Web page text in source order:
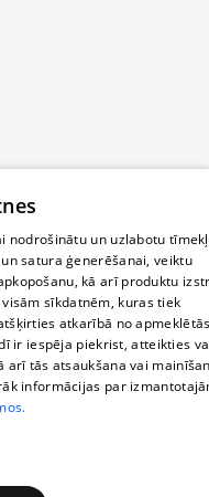
nodrošinātu un uzlabotu
satura ģenerēšanai, veiktu
kā arī produktu
sīkdatnēm, kuras tiek
atkarībā no
ir iespēja piekrist, atteikties
arī tās atsaukšana vai
informācijas par